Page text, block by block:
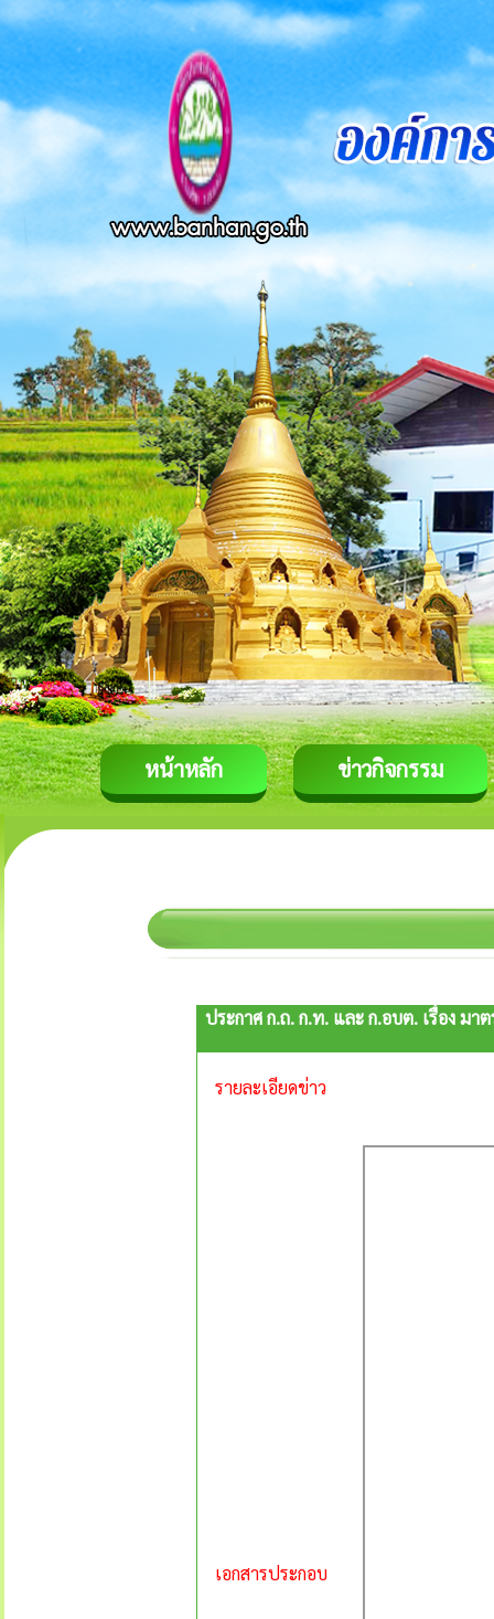
หน้าหลัก ข่าวกิจกรรม
ประกาศ ก.ถ. ก.ท. และ ก.อบต. เรื่อง ม
รายละเอียดข่าว
เอกสารประกอบ